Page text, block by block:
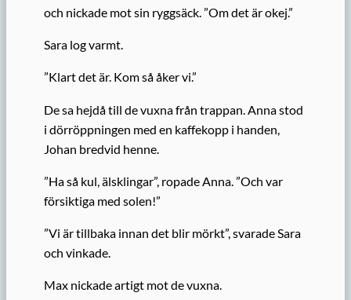
och nickade mot sin ryggsäck. ”Om det är okej.”
Sara log varmt.
”Klart det är. Kom så åker vi.”
De sa hejdå till de vuxna från trappan. Anna stod
i dörröppningen med en kaffekopp i handen,
Johan bredvid henne.
”Ha så kul, älsklingar”, ropade Anna. ”Och var
försiktiga med solen!”
”Vi är tillbaka innan det blir mörkt”, svarade Sara
och vinkade.
Max nickade artigt mot de vuxna.